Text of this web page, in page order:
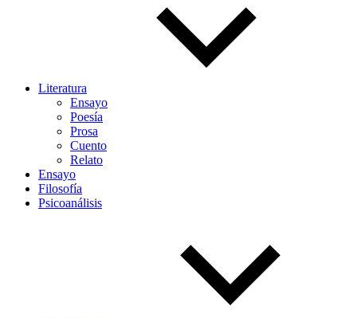
Literatura
Ensayo
Poesía
Prosa
Cuento
Relato
Ensayo
Filosofía
Psicoanálisis